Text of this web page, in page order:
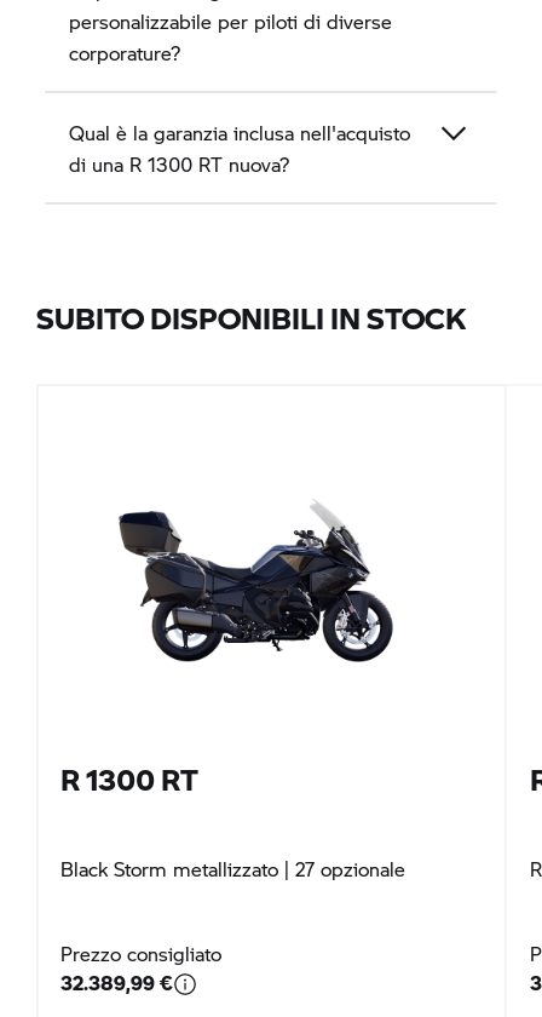
personalizzabile per piloti di diverse
corporature?
Qual è la garanzia inclusa nell'acquisto
di una R 1300 RT nuova?
SUBITO DISPONIBILI IN STOCK
R 1300 RT
Black Storm metallizzato | 27 opzionale
Prezzo consigliato
32.389,99 €